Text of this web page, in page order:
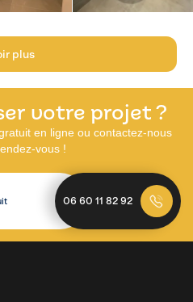
plus
votre projet ?
en ligne ou contactez-nous
vous !
06 60 11 82 92